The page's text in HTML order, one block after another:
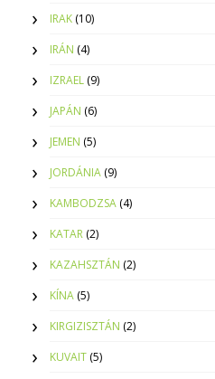
IRAK (10)
IRÁN (4)
IZRAEL (9)
JAPÁN (6)
JEMEN (5)
JORDÁNIA (9)
KAMBODZSA (4)
KATAR (2)
KAZAHSZTÁN (2)
KÍNA (5)
KIRGIZISZTÁN (2)
KUVAIT (5)